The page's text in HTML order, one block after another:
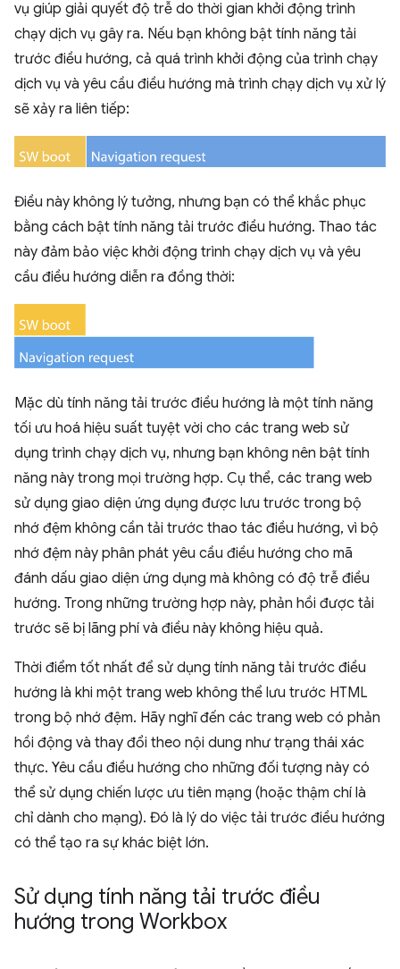
vụ giúp giải quyết độ trễ do thời gian khởi động trình
chạy dịch vụ gây ra. Nếu bạn không bật tính năng tải
trước điều hướng, cả quá trình khởi động của trình chạy
dịch vụ và yêu cầu điều hướng mà trình chạy dịch vụ xử lý
sẽ xảy ra liên tiếp:
Điều này không lý tưởng, nhưng bạn có thể khắc phục
bằng cách bật tính năng tải trước điều hướng. Thao tác
này đảm bảo việc khởi động trình chạy dịch vụ và yêu
cầu điều hướng diễn ra đồng thời:
Mặc dù tính năng tải trước điều hướng là một tính năng
tối ưu hoá hiệu suất tuyệt vời cho các trang web sử
dụng trình chạy dịch vụ, nhưng bạn không nên bật tính
năng này trong mọi trường hợp. Cụ thể, các trang web
sử dụng giao diện ứng dụng được lưu trước trong bộ
nhớ đệm không cần tải trước thao tác điều hướng, vì bộ
nhớ đệm này phân phát yêu cầu điều hướng cho mã
đánh dấu giao diện ứng dụng mà không có độ trễ điều
hướng. Trong những trường hợp này, phản hồi được tải
trước sẽ bị lãng phí và điều này không hiệu quả.
Thời điểm tốt nhất để sử dụng tính năng tải trước điều
hướng là khi một trang web không thể lưu trước HTML
trong bộ nhớ đệm. Hãy nghĩ đến các trang web có phản
hồi động và thay đổi theo nội dung như trạng thái xác
thực. Yêu cầu điều hướng cho những đối tượng này có
thể sử dụng chiến lược ưu tiên mạng (hoặc thậm chí là
chỉ dành cho mạng). Đó là lý do việc tải trước điều hướng
có thể tạo ra sự khác biệt lớn.
Sử dụng tính năng tải trước điều
hướng trong Workbox